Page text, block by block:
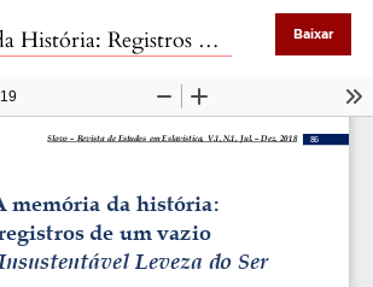
do Artigo
de um vazio em A Insustentável Leveza do Ser Baixar